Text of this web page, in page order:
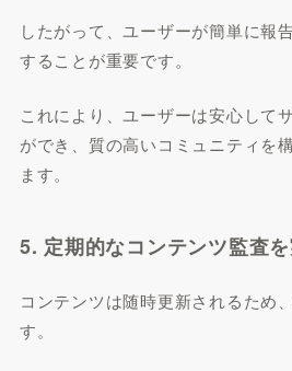
したがって、ユーザーが簡単に報
することが重要です。
これにより、ユーザーは安心して
ができ、質の高いコミュニティを
ます。
5. 定期的なコンテンツ監査
コンテンツは随時更新されるため
す。